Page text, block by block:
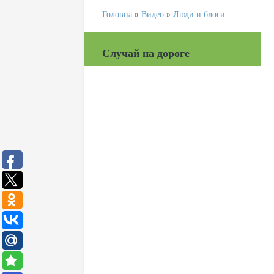
Головна » Видео » Люди и блоги
Случай на дороге